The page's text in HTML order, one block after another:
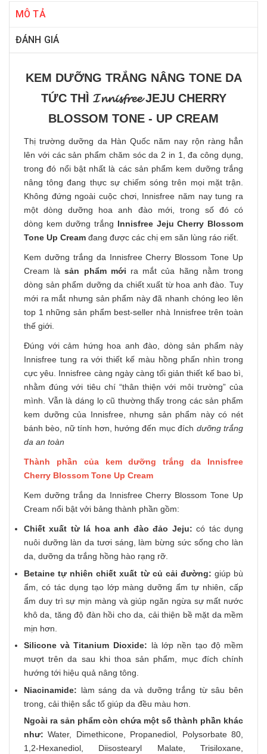
MÔ TẢ
ĐÁNH GIÁ
KEM DƯỠNG TRẮNG NÂNG TONE DA
TỨC THÌ 𝓘𝓷𝓷𝓲𝓼𝓯𝓻𝓮𝓮 JEJU CHERRY
BLOSSOM TONE - UP CREAM
Thị trường dưỡng da Hàn Quốc năm nay rộn ràng hẳn
lên với các sản phẩm chăm sóc da 2 in 1, đa công dụng,
trong đó nổi bật nhất là các sản phẩm kem dưỡng trắng
nâng tông đang thực sự chiếm sóng trên mọi mặt trận.
Không đứng ngoài cuộc chơi, Innisfree năm nay tung ra
một dòng dưỡng hoa anh đào mới, trong số đó có
dòng kem dưỡng trắng Innisfree Jeju Cherry Blossom
Tone Up Cream đang được các chị em săn lùng ráo riết.
Kem dưỡng trắng da Innisfree Cherry Blossom Tone Up
Cream làsản phẩm mới ra mắt của hãng nằm trong
dòng sản phẩm dưỡng da chiết xuất từ hoa anh đào. Tuy
mới ra mắt nhưng sản phẩm này đã nhanh chóng leo lên
top 1 những sản phẩm best-seller nhà Innisfree trên toàn
thế giới.
Đúng với cảm hứng hoa anh đào, dòng sản phẩm này
Innisfree tung ra với thiết kế màu hồng phấn nhìn trong
cực yêu. Innisfree càng ngày càng tối giản thiết kế bao bì,
nhằm đúng với tiêu chí “thân thiện với môi trường” của
mình. Vẫn là dáng lọ cũ thường thấy trong các sản phẩm
kem dưỡng của Innisfree, nhưng sản phẩm này có nét
bánh bèo, nữ tính hơn, hướng đến mục đích dưỡng trắng
da an toàn
Thành phần của kem dưỡng trắng da Innisfree
Cherry Blossom Tone Up Cream
Kem dưỡng trắng da Innisfree Cherry Blossom Tone Up
Cream nổi bật vởi bảng thành phần gồm:
Chiết xuất từ lá hoa anh đào đảo Jeju: có tác dụng
nuôi dưỡng làn da tươi sáng, làm bừng sức sống cho làn
da, dưỡng da trắng hồng hào rạng rỡ.
Betaine tự nhiên chiết xuất từ củ cải đường: giúp bù
ẩm, có tác dụng tạo lớp màng dưỡng ẩm tự nhiên, cấp
ẩm duy trì sự mịn màng và giúp ngăn ngừa sự mất nước
khô da, tăng độ đàn hồi cho da, cải thiện bề mặt da mềm
mịn hơn.
Silicone và Titanium Dioxide: là lớp nền tạo độ mềm
mượt trên da sau khi thoa sản phẩm, mục đích chính
hướng tới hiệu quả nâng tông.
Niacinamide: làm sáng da và dưỡng trắng từ sâu bên
trong, cải thiện sắc tố giúp da đều màu hơn.
Ngoài ra sản phẩm còn chứa một số thành phần khác
như: Water, Dimethicone, Propanediol, Polysorbate 80,
1,2-Hexanediol, Diisostearyl Malate, Trisiloxane,